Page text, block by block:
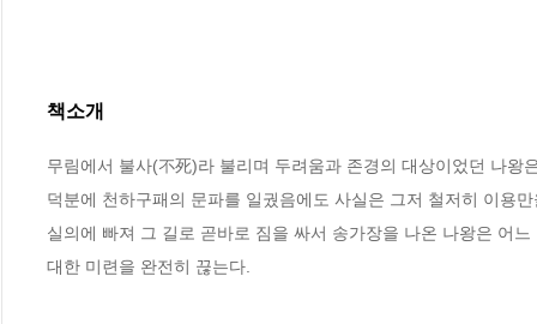
책소개
무림에서 불사(不死)라 불리며 두려움과 존경의 대상이었던 나
덕분에 천하구패의 문파를 일궜음에도 사실은 그저 철저히 이용
실의에 빠져 그 길로 곧바로 짐을 싸서 송가장을 나온 나왕은 어
대한 미련을 완전히 끊는다.